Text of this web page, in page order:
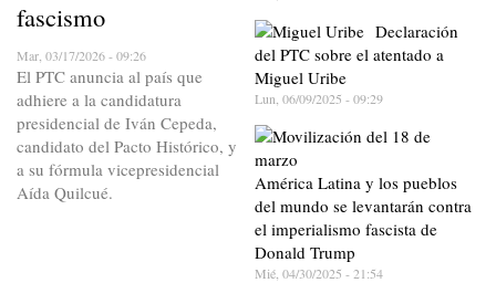
fascismo
Mar, 03/17/2026 - 09:26
El PTC anuncia al país que
adhiere a la candidatura
presidencial de Iván Cepeda,
candidato del Pacto Histórico, y
a su fórmula vicepresidencial
Aída Quilcué.
Declaración
del PTC sobre el atentado a
Miguel Uribe
Lun, 06/09/2025 - 09:29
América Latina y los pueblos
del mundo se levantarán contra
el imperialismo fascista de
Donald Trump
Mié, 04/30/2025 - 21:54